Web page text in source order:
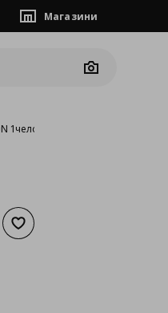
Магазини
Camera
1чело/2чекм.
Добави към списъка с